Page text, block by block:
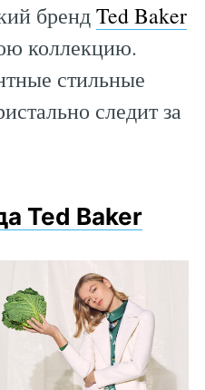
брендTed Baker
коллекцию.
стильные
следит за
Ted Baker